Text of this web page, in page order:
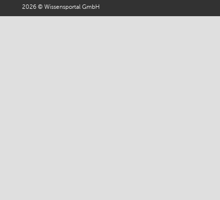
2026 © Wissensportal GmbH